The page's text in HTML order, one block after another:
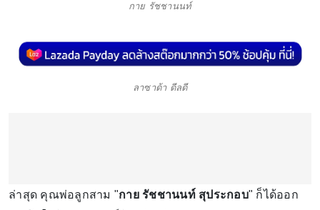
กาย รัชชานนท์
ลาซาด้า ดีลดี
ล่าสุด คุณพ่อลูกสาม "กาย รัชชานนท์ สุประกอบ" ก็ได้ออก